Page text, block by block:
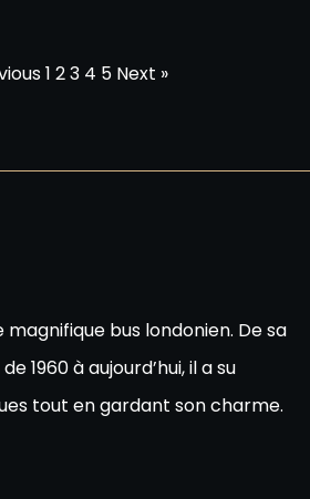
1 23 4 5 Next »
bus londonien. De sa
1960 à aujourd’hui, il a su
tout en gardant son charme.